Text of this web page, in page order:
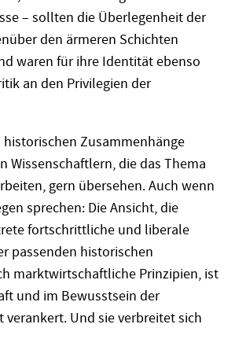
– sollten die Überlegenheit der
den ärmeren Schichten
waren für ihre Identität ebenso
an den Privilegien der
historischen Zusammenhänge
Wissenschaftlern, die das Thema
gern übersehen. Auch wenn
sprechen: Die Ansicht, die
fortschrittliche und liberale
passenden historischen
marktwirtschaftliche Prinzipien, ist
und im Bewusstsein der
verankert. Und sie verbreitet sich